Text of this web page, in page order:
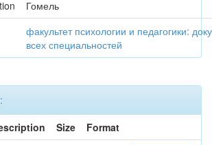
Гомель
факультет психологии и педагогики:
всех специальностей
Size
Format